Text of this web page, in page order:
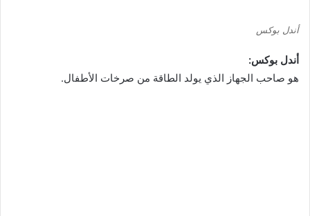
أندل بوكس
أندل بوكس:
هو صاحب الجهاز الذي يولد الطاقة من صرخات الأطفال.